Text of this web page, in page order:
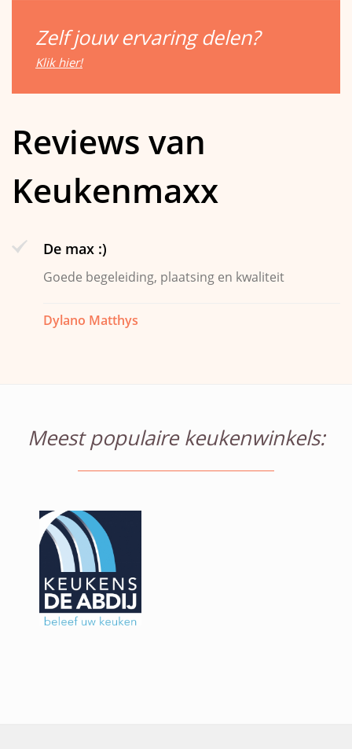
Zelf jouw ervaring delen?
Klik hier!
Reviews van
Keukenmaxx
De max :)
Goede begeleiding, plaatsing en kwaliteit
Dylano Matthys
Meest populaire keukenwinkels: